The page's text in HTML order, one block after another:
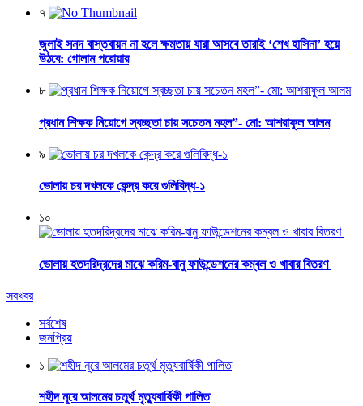
৭
জুলাই সনদ বাস্তবায়ন না হলে ক্ষমতায় যারা আসবে তারাই ‘শেখ হাসিনা’ হয়ে
উঠবে: গোলাম পরোয়ার
৮
প্রধান শিক্ষক নিয়োগে স্বচ্ছতা চায় সচেতন মহল”- মো: আশরাফুল আলম
৯
ভোলায় চর দখলকে কেন্দ্র করে গুলিবিদ্ধ-১
১০
ভোলায় হতদরিদ্রদের মাঝে করিম-বানু ফাউন্ডেশনের কম্বল ও খাবার বিতরণ
সবখবর
সর্বশেষ
জনপ্রিয়
১
শহীদ নূরে আলমের চতুর্থ মৃত্যুবার্ষিকী পালিত